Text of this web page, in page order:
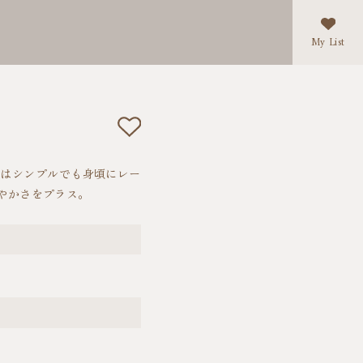
My List
シンプルでも身頃にレー
さをプラス。